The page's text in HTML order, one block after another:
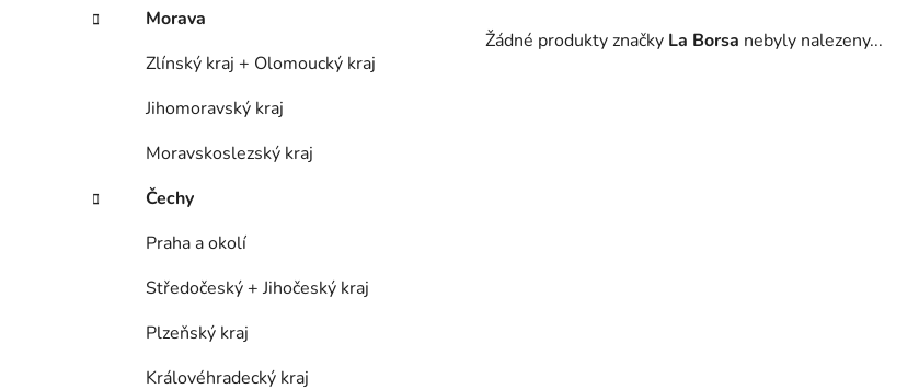
t
p
g
Morava
Zlínský kraj + Olomoucký kraj
Jihomoravský kraj
Moravskoslezský kraj
Čechy
Praha a okolí
Středočeský + Jihočeský kraj
Plzeňský kraj
Královéhradecký kraj
Žádné produkty značky La Borsa nebyly nalezeny...